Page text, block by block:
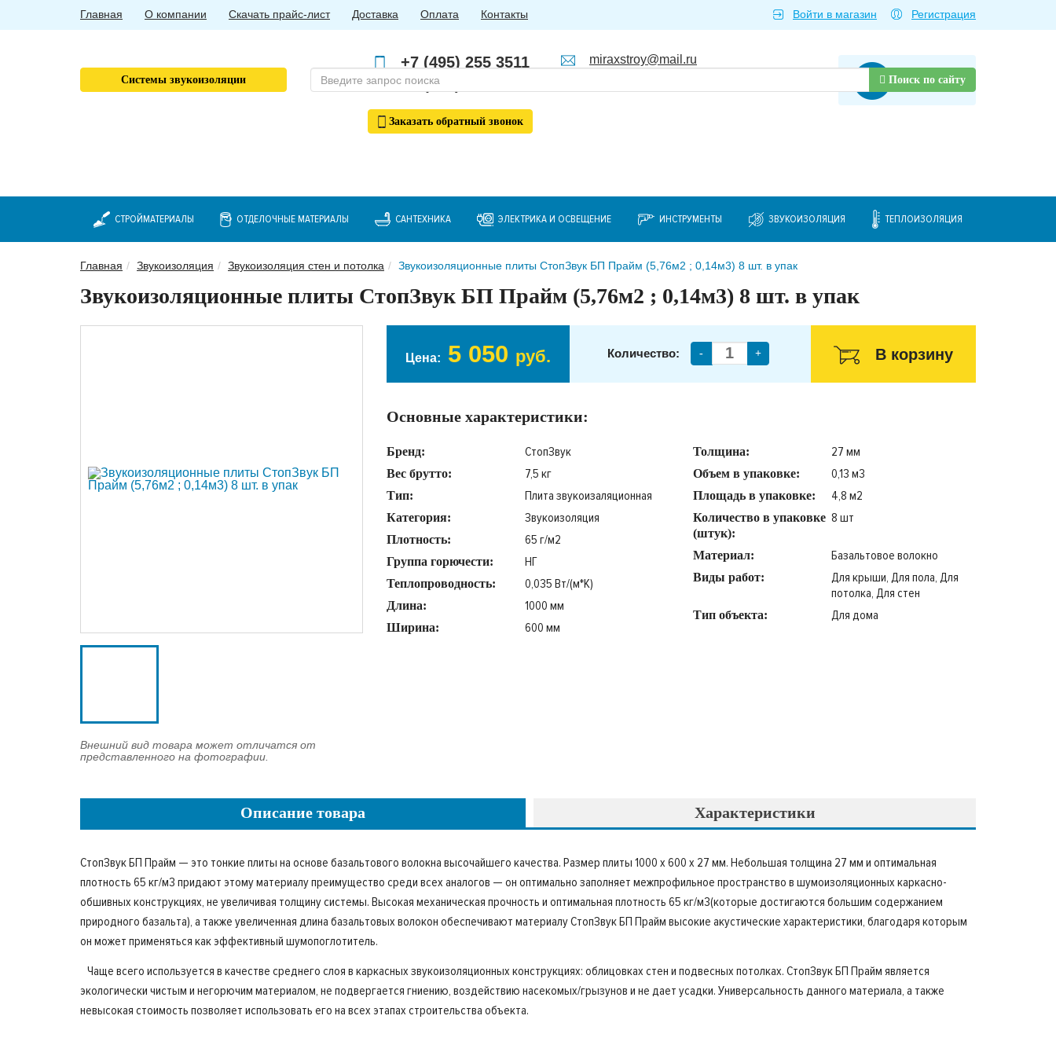
СТРОЙМАТЕРИАЛЫ ОТДЕЛОЧНЫЕ МАТЕРИАЛЫ САНТЕХНИКА ЭЛЕКТРИКА И ОСВЕЩЕНИЕ ИНСТРУМЕНТЫ ЗВУКОИЗОЛЯЦИЯ ТЕПЛОИЗОЛЯЦИЯ
Главная О компании Скачать прайс-лист Доставка Оплата Контакты Войти в магазин Регистрация
Товаров нет
+7 (495) 255 3511
+7 (985) 762 4123
Заказать обратный звонок
miraxstroy@mail.ru
Системы звукоизоляции Поиск по сайту
Главная Звукоизоляция Звукоизоляция стен и потолка Звукоизоляционные плиты СтопЗвук БП Прайм (5,76м2 ; 0,14м3) 8 шт. в упак
Звукоизоляционные плиты СтопЗвук БП Прайм (5,76м2 ; 0,14м3) 8 шт. в упак
Внешний вид товара может отличатся от
представленного на фотографии.
Цена: 5 050 руб. В корзину
Количество: - +
Основные характеристики:
Бренд: СтопЗвук
Вес брутто: 7,5 кг
Тип: Плита звукоизаляционная
Категория: Звукоизоляция
Плотность: 65 г/м2
Группа горючести: НГ
Теплопроводность: 0,035 Вт/(м*К)
Длина: 1000 мм
Ширина: 600 мм
Толщина: 27 мм
Объем в упаковке: 0,13 м3
Площадь в упаковке: 4,8 м2
Количество в упаковке
(штук):
8 шт
Материал: Базальтовое волокно
Виды работ:
Для крыши, Для пола, Для
потолка, Для стен
Тип объекта: Для дома
Описание товара Характеристики
СтопЗвук БП Прайм — это тонкие плиты на основе базальтового волокна высочайшего качества. Размер плиты 1000 х 600 х 27 мм. Небольшая толщина 27 мм и оптимальная
плотность 65 кг/м3 придают этому материалу преимущество среди всех аналогов — он оптимально заполняет межпрофильное пространство в шумоизоляционных каркасно-
обшивных конструкциях, не увеличивая толщину системы. Высокая механическая прочность и оптимальная плотность 65 кг/м3(которые достигаются большим содержанием
природного базальта), а также увеличенная длина базальтовых волокон обеспечивают материалу СтопЗвук БП Прайм высокие акустические характеристики, благодаря которым
он может применяться как эффективный шумопоглотитель.
Чаще всего используется в качестве среднего слоя в каркасных звукоизоляционных конструкциях: облицовках стен и подвесных потолках. СтопЗвук БП Прайм является
экологически чистым и негорючим материалом, не подвергается гниению, воздействию насекомых/грызунов и не дает усадки. Универсальность данного материала, а также
невысокая стоимость позволяет использовать его на всех этапах строительства объекта.